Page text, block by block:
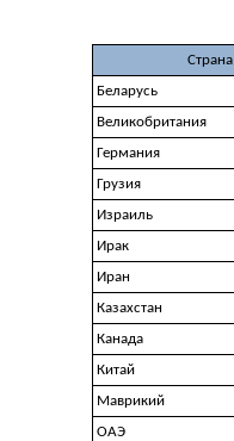
Страна
Беларусь
Великобритания
Германия
Грузия
Израиль
Ирак
Иран
Казахстан
Канада
Китай
Маврикий
ОАЭ